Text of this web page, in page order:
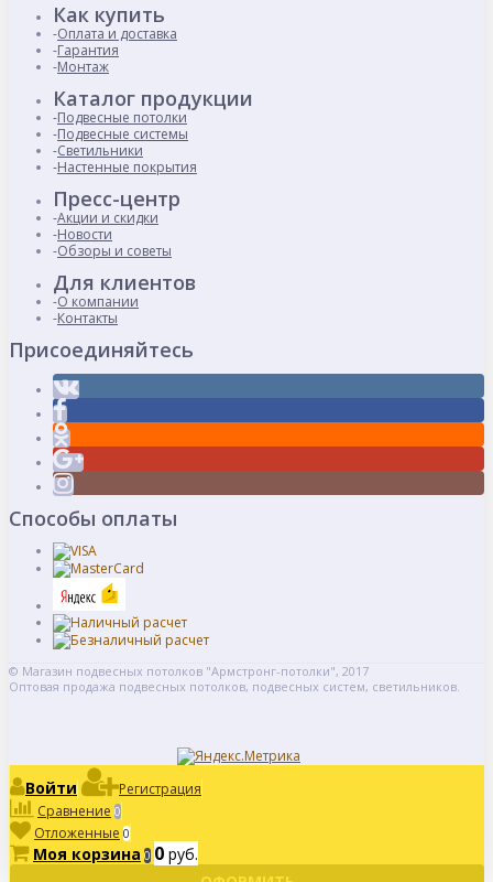
Как купить
Оплата и доставка
Гарантия
Монтаж
Каталог продукции
Подвесные потолки
Подвесные системы
Светильники
Настенные покрытия
Пресс-центр
Акции и скидки
Новости
Обзоры и советы
Для клиентов
О компании
Контакты
Присоединяйтесь
Способы оплаты
© Магазин подвесных потолков "Армстронг-потолки", 2017
Оптовая продажа подвесных потолков, подвесных систем, светильников.
Войти
Регистрация
Сравнение 0
Отложенные 0
Моя корзина 0 0 руб.